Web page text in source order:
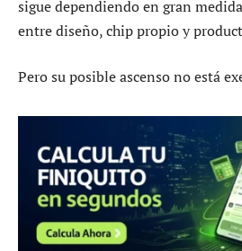
sigue dependiendo en gran
entre diseño, chip propio y
Pero su posible ascenso no está